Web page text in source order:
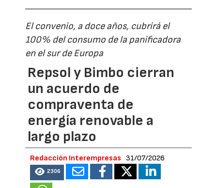
El convenio, a doce años, cubrirá el
100% del consumo de la panificadora
en el sur de Europa
Repsol y Bimbo cierran
un acuerdo de
compraventa de
energía renovable a
largo plazo
Redacción Interempresas 31/07/2026
2306